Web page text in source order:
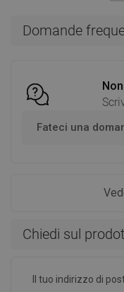
Domande
Fateci una
Chiedi sul